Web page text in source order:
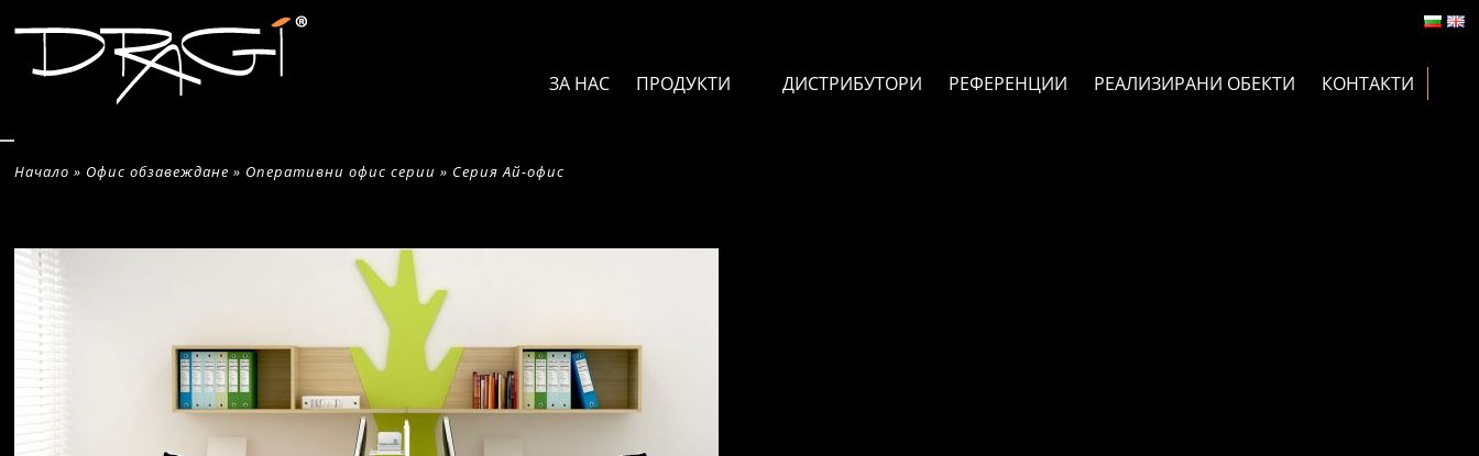
ЗА НАС ПРОДУКТИ ДИСТРИБУТОРИ РЕФЕРЕНЦИИ РЕАЛИЗИРАНИ ОБЕКТИ КОНТАКТИ
Начало » Офис обзавеждане » Оперативни офис серии » Серия Ай-офис